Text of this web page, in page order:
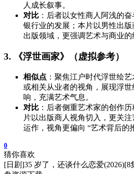
人成长叙事。
对比 ：后者以女性商人阿浅的
银行业的发展；本片以男性出
出版领域，更强调艺术与商业的
3. 《浮世画家》（虚拟参考）
相似点 ：聚焦江户时代浮世绘
或相关从业者的视角，展现浮
响，充满艺术气息。
对比 ：后者侧重艺术家的创作
片以出版商人视角切入，更关
运作，视角更偏向 “艺术背后的
0
猜你喜欢
[日剧]35 岁了，还谈什么恋爱